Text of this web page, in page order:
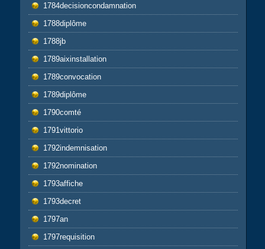
1784decisioncondamnation
1788diplôme
1788jb
1789aixinstallation
1789convocation
1789diplôme
1790comté
1791vittorio
1792indemnisation
1792nomination
1793affiche
1793decret
1797an
1797requisition